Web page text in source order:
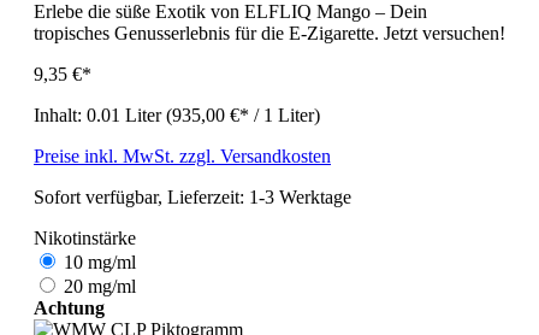
Erlebe die süße Exotik von ELFLIQ Mango – Dein
tropisches Genusserlebnis für die E-Zigarette. Jetzt versuchen!
9,35 €*
Inhalt: 0.01 Liter(935,00 €* / 1 Liter)
Preise inkl. MwSt. zzgl. Versandkosten
Sofort verfügbar, Lieferzeit: 1-3 Werktage
Nikotinstärke
10 mg/ml
20 mg/ml
Achtung